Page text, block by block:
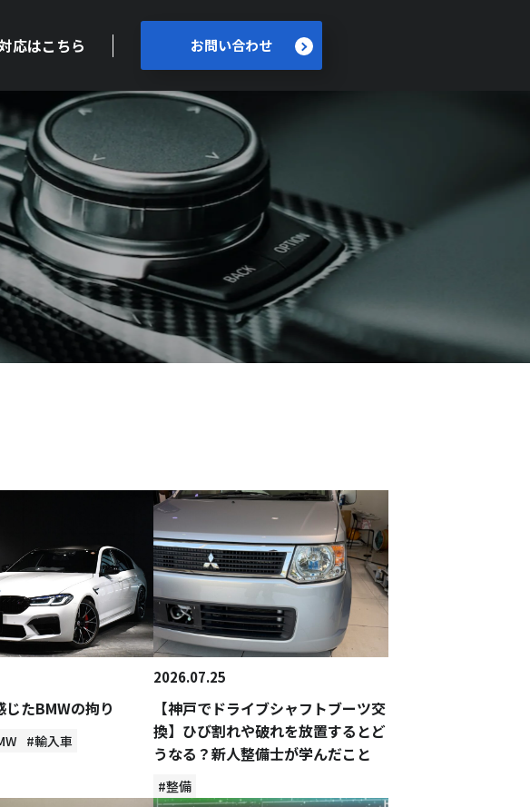
応はこちら お問い合わせ
たBMWの拘り
#輸入車
2026.07.25
【神戸でドライブシャフトブーツ交
換】ひび割れや破れを放置するとど
うなる？新人整備士が学んだこと
#整備